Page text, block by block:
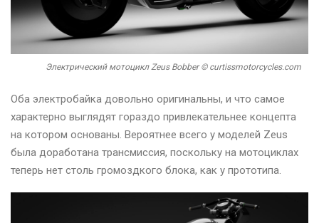
Электрический мотоцикл Zeus Bobber © curtissmotorcycles.com
Оба электробайка довольно оригинальны, и что самое
характерно выглядят гораздо привлекательнее концепта
на котором основаны. Вероятнее всего у моделей Zeus
была доработана трансмиссия, поскольку на мотоциклах
теперь нет столь громоздкого блока, как у прототипа.